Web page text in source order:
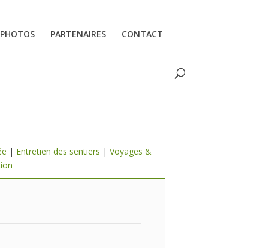
PHOTOS PARTENAIRES CONTACT
| Entretien des sentiers | Voyages &